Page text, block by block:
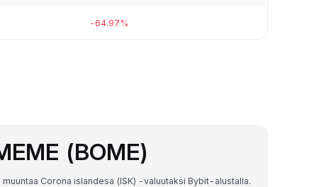
-64.97%
(BOME)
Corona islandesa (ISK) -valuutaksi Bybit-alustalla.